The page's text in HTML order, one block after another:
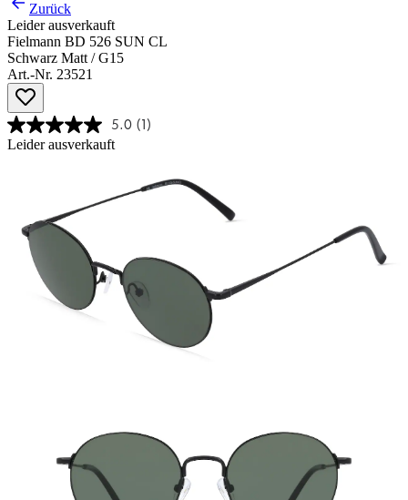
Zurück
Leider ausverkauft
Fielmann BD 526 SUN CL
Schwarz Matt / G15
Art.-Nr. 23521
5.0 (1)
Leider ausverkauft